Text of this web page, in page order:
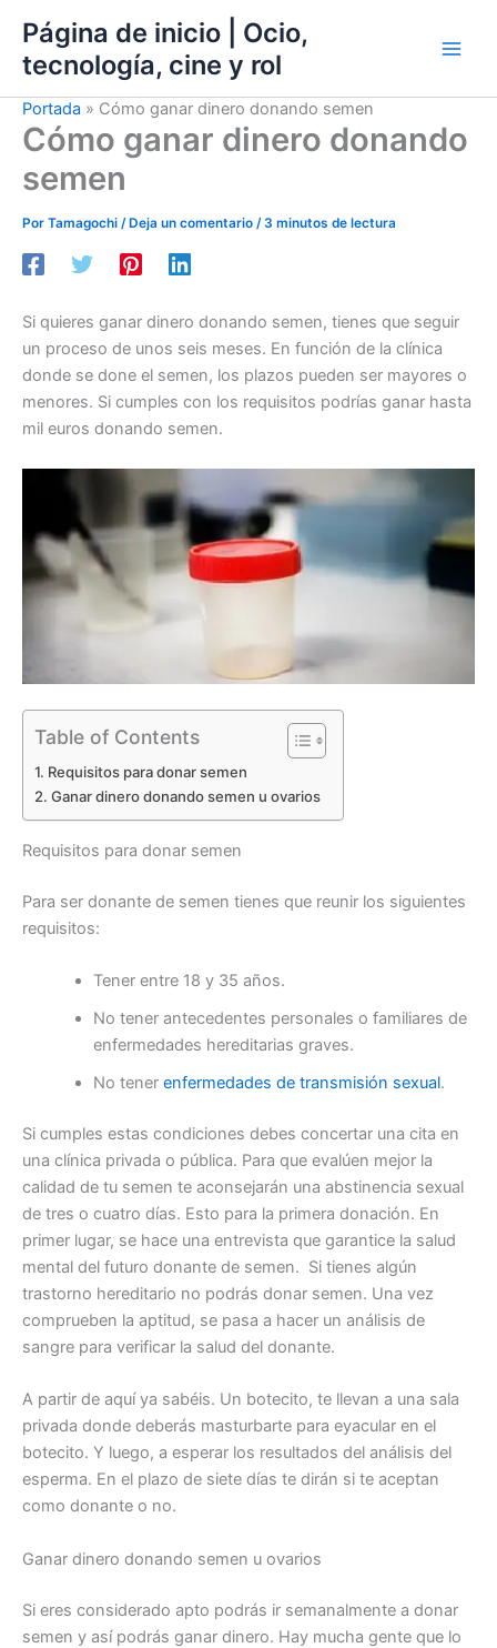
contenido
Página de inicio | Ocio,
tecnología, cine y rol
Portada » Cómo ganar dinero donando semen
Cómo ganar dinero donando
semen
Por Tamagochi / Deja un comentario /3 minutos de lectura
Si quieres ganar dinero donando semen, tienes que seguir
un proceso de unos seis meses. En función de la clínica
donde se done el semen, los plazos pueden ser mayores o
menores. Si cumples con los requisitos podrías ganar hasta
mil euros donando semen.
Table of Contents
Requisitos para donar semen
Ganar dinero donando semen u ovarios
Requisitos para donar semen
Para ser donante de semen tienes que reunir los siguientes
requisitos:
Tener entre 18 y 35 años.
No tener antecedentes personales o familiares de
enfermedades hereditarias graves.
No tener enfermedades de transmisión sexual.
Si cumples estas condiciones debes concertar una cita en
una clínica privada o pública. Para que evalúen mejor la
calidad de tu semen te aconsejarán una abstinencia sexual
de tres o cuatro días. Esto para la primera donación. En
primer lugar, se hace una entrevista que garantice la salud
mental del futuro donante de semen. Si tienes algún
trastorno hereditario no podrás donar semen. Una vez
comprueben la aptitud, se pasa a hacer un análisis de
sangre para verificar la salud del donante.
A partir de aquí ya sabéis. Un botecito, te llevan a una sala
privada donde deberás masturbarte para eyacular en el
botecito. Y luego, a esperar los resultados del análisis del
esperma. En el plazo de siete días te dirán si te aceptan
como donante o no.
Ganar dinero donando semen u ovarios
Si eres considerado apto podrás ir semanalmente a donar
semen y así podrás ganar dinero. Hay mucha gente que lo